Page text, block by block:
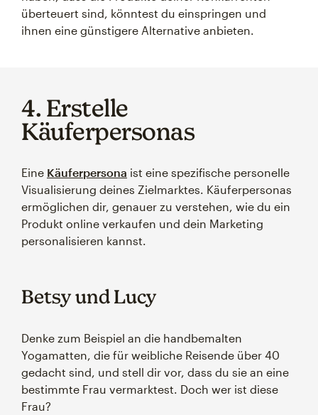
überteuert sind, könntest du einspringen und
ihnen eine günstigere Alternative anbieten.
4. Erstelle
Käuferpersonas
Eine Käuferpersona ist eine spezifische personelle
Visualisierung deines Zielmarktes. Käuferpersonas
ermöglichen dir, genauer zu verstehen, wie du ein
Produkt online verkaufen und dein Marketing
personalisieren kannst.
Betsy und Lucy
Denke zum Beispiel an die handbemalten
Yogamatten, die für weibliche Reisende über 40
gedacht sind, und stell dir vor, dass du sie an eine
bestimmte Frau vermarktest. Doch wer ist diese
Frau?